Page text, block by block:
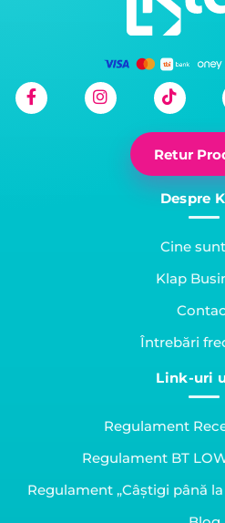
Retur
Despre
Cine
Klap
Întrebări
Link-uri
Regulament
Regulament BT
Regulament „Câștigi până